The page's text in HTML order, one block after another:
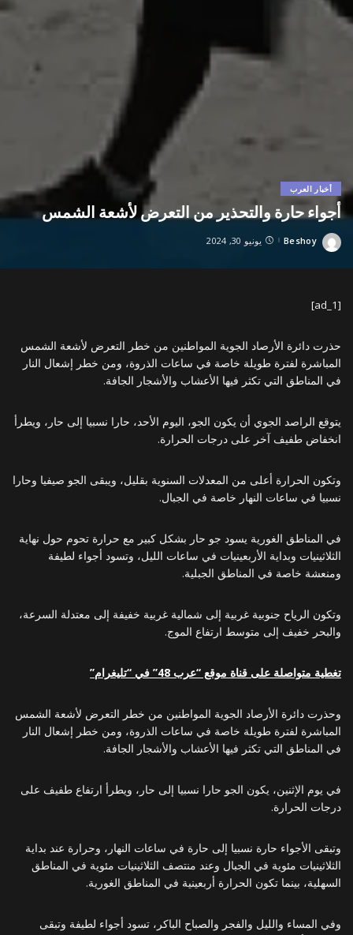
أخبار العرب
أجواء حارة والتحذير من التعرض لأشعة الشمس
Posted
Beshoy يونيو 30, 2024
[ad_1]
حذرت دائرة الأرصاد الجوية المواطنين من خطر التعرض لأشعة الشمس
المباشرة لفترة طويلة خاصة في ساعات الذروة، ومن خطر إشعال النار
في المناطق التي تكثر فيها الأعشاب والأشجار الجافة.
يتوقع الراصد الجوي أن يكون الجو، اليوم الأحد، حارا نسبيا إلى حار، ويطرأ
انخفاض طفيف آخر على درجات الحرارة.
وتكون الحرارة أعلى من المعدلات السنوية بقليل، ويبقى الجو صيفيا وحارا
نسبيا في ساعات النهار خاصة في الجبال.
في المناطق الغورية يسود جو حار بشكل كبير مع حرارة تحوم حول نهاية
الثلاثينيات وبداية الأربعينيات في ساعات الليل، وتسود أجواء لطيفة
ومنعشة خاصة في المناطق الجبلية.
وتكون الرياح جنوبية غربية إلى شمالية غربية خفيفة إلى معتدلة السرعة،
والبحر خفيف إلى متوسط ارتفاع الموج.
تغطية متواصلة على قناة موقع “عرب 48” في “تليغرام”
وحذرت دائرة الأرصاد الجوية المواطنين من خطر التعرض لأشعة الشمس
المباشرة لفترة طويلة خاصة في ساعات الذروة، ومن خطر إشعال النار
في المناطق التي تكثر فيها الأعشاب والأشجار الجافة.
في يوم الإثنين، يكون الجو حارا نسبيا إلى حار، ويطرأ ارتفاع طفيف على
درجات الحرارة.
وتبقى الأجواء حارة نسبيا إلى حارة في ساعات النهار، وحرارة عند بداية
الثلاثينيات مئوية في الجبال وعند منتصف الثلاثينيات مئوية في المناطق
السهلية، بينما تكون الحرارة أربعينية في المناطق الغورية.
وفي المساء والليل والفجر والصباح الباكر، تسود أجواء لطيفة وتبقى